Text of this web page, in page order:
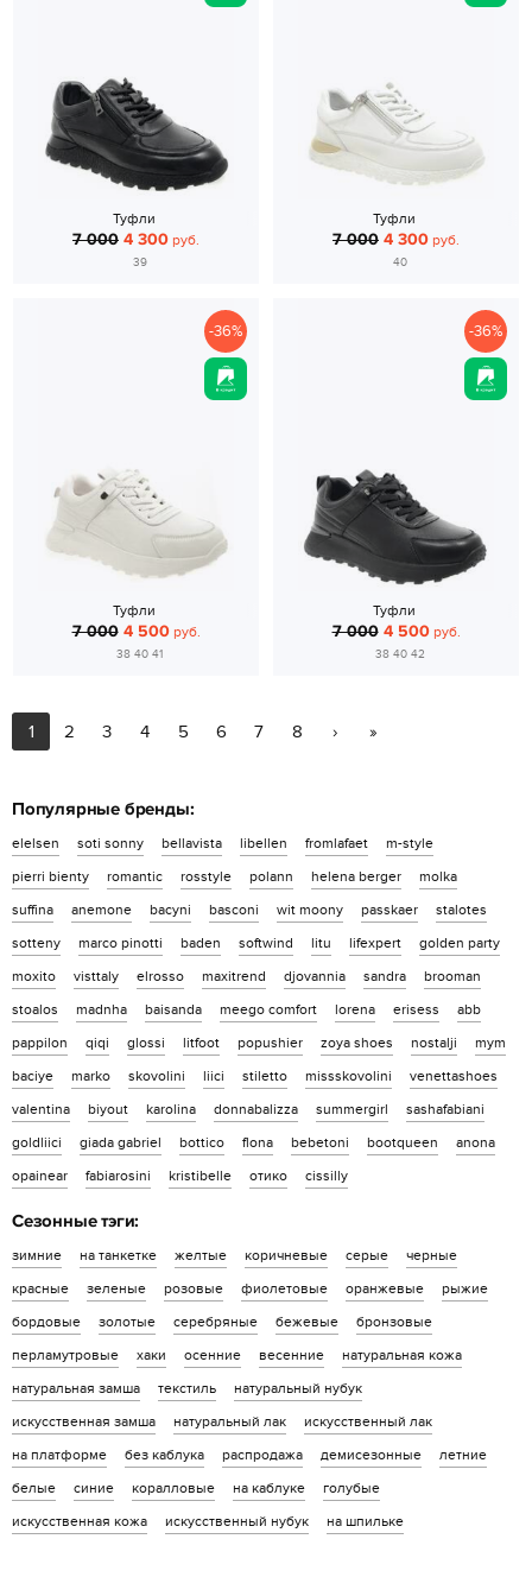
Туфли
7 000 4 300 руб.
39
Туфли
7 000 4 300 руб.
40
-36%
Туфли
7 000 4 500руб.
38 40 41
-36%
Туфли
7 000 4 500руб.
38 40 42
1 2 3 4 5 6 7 8 › »
Популярные бренды:
elelsen soti sonny bellavista libellen fromlafaet
m-style
pierri bienty
romantic rosstyle polann helena berger
molka
suffina
anemone bacyni basconi wit moony passkaer
stalotes
sotteny
marco pinotti baden softwind litu lifexpert
golden party
moxito
visttaly elrosso maxitrend djovannia sandra
brooman
stoalos
madnha baisanda meego comfort lorena erisess
abb
pappilon
qiqi glossi litfoot popushier zoya shoes nostalji
mym
baciye
marko skovolini liici stiletto missskovolini
venettashoes
valentina
biyout karolina donnabalizza summergirl
sashafabiani
goldliici
giada gabriel bottico flona bebetoni bootqueen
anona
opainear
fabiarosini kristibelle отико cissilly
Сезонные тэги:
зимние на танкетке желтые коричневые серые
черные
красные
зеленые розовые фиолетовые оранжевые
рыжие
бордовые
золотые серебряные бежевые
бронзовые
перламутровые
хаки осенние весенние
натуральная кожа
натуральная замша
текстиль
натуральный нубук
искусственная замша
натуральный лак
искусственный лак
на платформе
без каблука распродажа демисезонные
летние
белые
синие коралловые на каблуке
голубые
искусственная кожа
искусственный нубук на шпильке